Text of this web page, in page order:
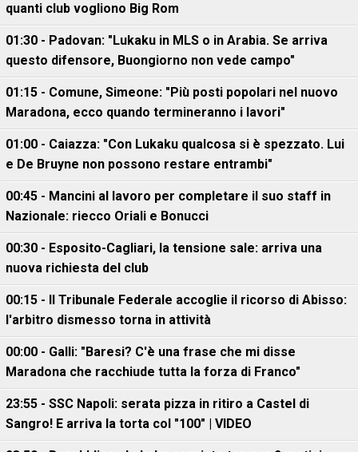
quanti club vogliono Big Rom
01:30 - Padovan: "Lukaku in MLS o in Arabia. Se arriva
questo difensore, Buongiorno non vede campo"
01:15 - Comune, Simeone: "Più posti popolari nel nuovo
Maradona, ecco quando termineranno i lavori"
01:00 - Caiazza: "Con Lukaku qualcosa si è spezzato. Lui
e De Bruyne non possono restare entrambi"
00:45 - Mancini al lavoro per completare il suo staff in
Nazionale: riecco Oriali e Bonucci
00:30 - Esposito-Cagliari, la tensione sale: arriva una
nuova richiesta del club
00:15 - Il Tribunale Federale accoglie il ricorso di Abisso:
l'arbitro dismesso torna in attività
00:00 - Galli: "Baresi? C'è una frase che mi disse
Maradona che racchiude tutta la forza di Franco"
23:55 - SSC Napoli: serata pizza in ritiro a Castel di
Sangro! E arriva la torta col "100" | VIDEO